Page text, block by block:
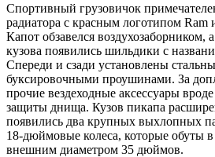
Спортивный грузовичок
радиатора с красным логотипом Ram
Капот обзавелся воздухозаборником,
кузова появились шильдики с
Спереди и сзади установлены
буксировочными проушинами. За
прочие вездеходные аксессуары
защиты днища. Кузов пикапа
появились два крупных выхлопных
18-дюймовые колеса, которые обуты
внешним диаметром 35 дюймов.